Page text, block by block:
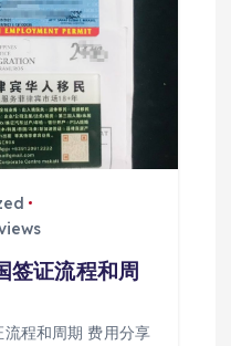
签证流程和周
程和周期 费用分享